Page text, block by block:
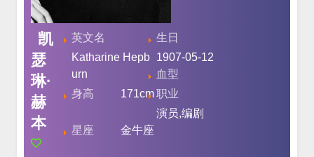
凯
瑟
琳·
赫
本
英文名
Katharine Hepb
urn
生日
1907-05-12
血型
身高
171cm职业
演员,编剧
星座
金牛座